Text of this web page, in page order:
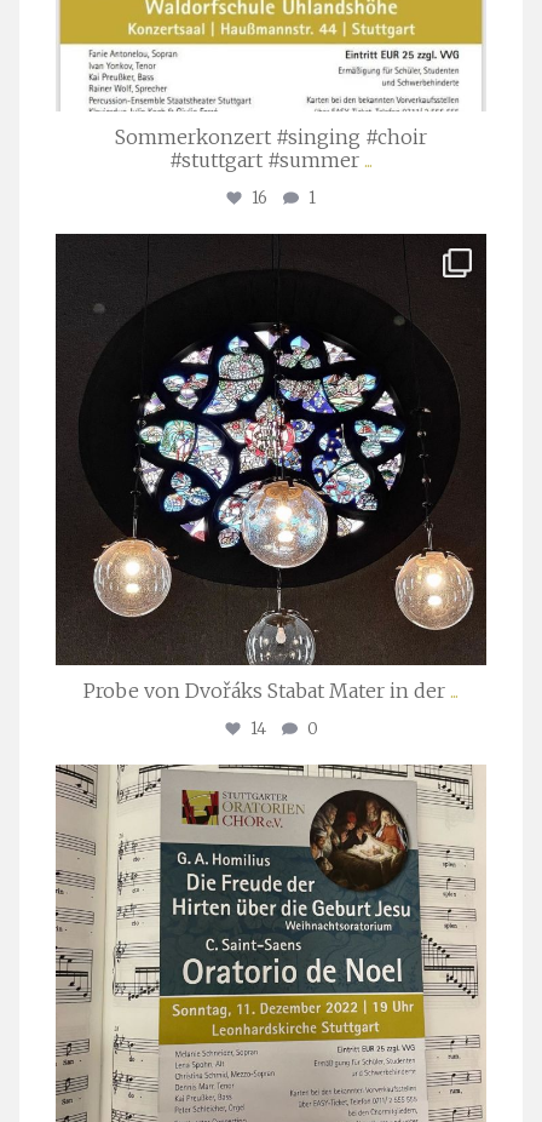
Sommerkonzert #singing #choir
#stuttgart #summer ...
16 1
Apr. 1
Probe von Dvořáks Stabat Mater in der ...
14 0
stuttgarter_oratorienchor
Nov. 29